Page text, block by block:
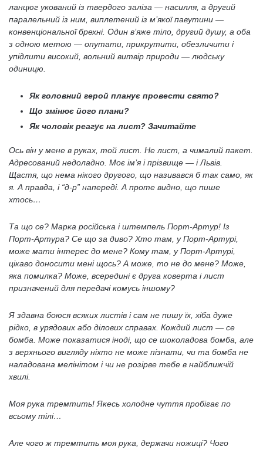
ланцюг укований із твердого заліза — насилля, а другий
паралельний із ним, виплетений із м’якої павутини —
конвенціональної брехні. Один в’яже тіло, другий душу, а оба
з одною метою — опутати, прикрутити, обезличити і
упідлити високий, вольний витвір природи — людську
одиницю.
Як головний герой планує провести свято?
Що змінює його плани?
Як чоловік реагує на лист? Зачитайте
Ось він у мене в руках, той лист. Не лист, а чималий пакет.
Адресований недоладно. Моє ім’я і прізвище — і Львів.
Щастя, що нема нікого другого, що називався б так само, як
я. А правда, і “д-р” напереді. А проте видно, що пише
хтось…
Та що се? Марка російська і штемпель Порт-Артур! Із
Порт-Артура? Се що за диво? Хто там, у Порт-Артурі,
може мати інтерес до мене? Кому там, у Порт-Артурі,
цікаво доносити мені щось? А може, то не до мене? Може,
яка помилка? Може, всередині є друга коверта і лист
призначений для передачі комусь іншому?
Я здавна боюся всяких листів і сам не пишу їх, хіба дуже
рідко, в урядових або ділових справах. Кождий лист — се
бомба. Може показатися іноді, що се шоколадова бомба, але
з верхнього вигляду ніхто не може пізнати, чи та бомба не
наладована мелінітом і чи не розірве тебе в найближчій
хвилі.
Моя рука тремтить! Якесь холодне чуття пробігає по
всьому тілі…
Але чого ж тремтить моя рука, держачи ножиці? Чого